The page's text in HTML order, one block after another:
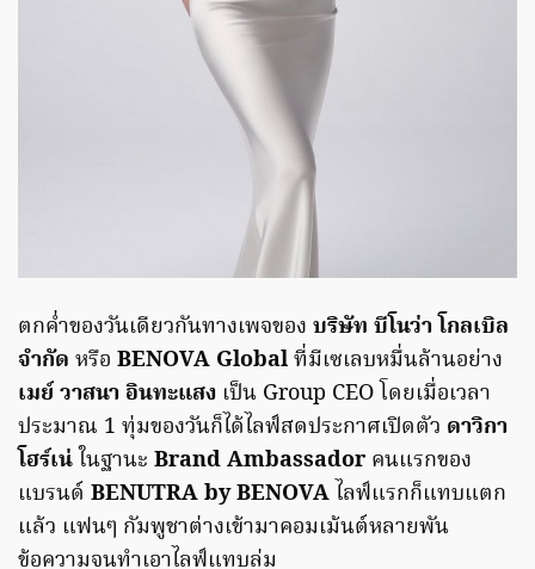
ตกค่ำของวันเดียวกันทางเพจของ บริษัท บีโนว่า โกลเบิล
จำกัด หรือ BENOVA Globalที่มีเซเลบหมื่นล้านอย่าง
เมย์ วาสนา อินทะแสง เป็น Group CEO โดยเมื่อเวลา
ประมาณ 1 ทุ่มของวันก็ได้ไลฟ์สดประกาศเปิดตัว ดาวิกา
โฮร์เน่ในฐานะ Brand Ambassador คนแรกของ
แบรนด์ BENUTRA by BENOVA ไลฟ์แรกก็แทบแตก
แล้ว แฟนๆ กัมพูชาต่างเข้ามาคอมเม้นต์หลายพัน
ข้อความจนทำเอาไลฟ์แทบล่ม